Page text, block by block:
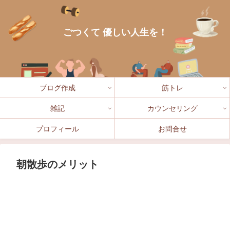
ごつくて 優しい人生を！
ブログ作成 筋トレ
雑記 カウンセリング
プロフィール お問合せ
朝散歩のメリット